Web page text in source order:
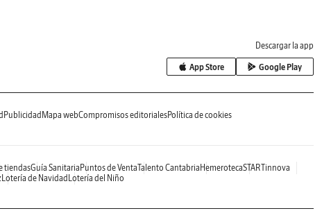
Descargar la app
App Store Google Play
Publicidad Mapa webCompromisos editorialesPolítica de cookies
tiendasGuía Sanitaria Puntos de VentaTalento Cantabria HemerotecaSTARTinnova
Lotería de Navidad Lotería del Niño